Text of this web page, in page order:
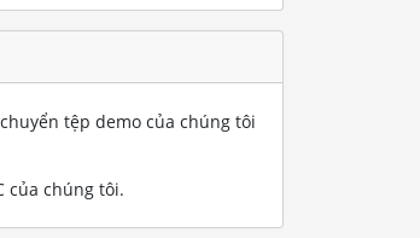
tệp demo của chúng tôi
của chúng tôi.